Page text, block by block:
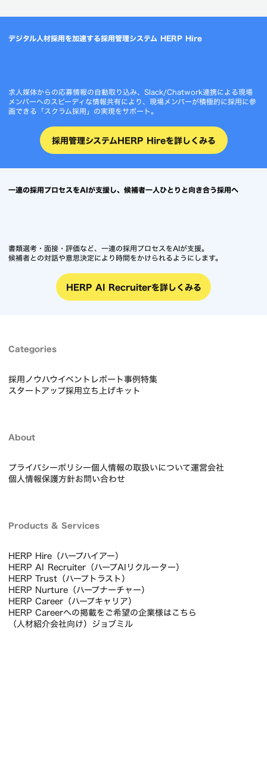
デジタル人材採用を加速する採用管理システム HERP Hire
求人媒体からの応募情報の自動取り込み、Slack/Chatwork連携による現場
メンバーへのスピーディな情報共有により、現場メンバーが積極的に採用に参
画できる「スクラム採用」の実現をサポート。
採用管理システムHERP Hireを詳しくみる
一連の採用プロセスをAIが支援し、候補者一人ひとりと向き合う採用へ
書類選考・面接・評価など、一連の採用プロセスをAIが支援。
候補者との対話や意思決定により時間をかけられるようにします。
HERP AI Recruiterを詳しくみる
Categories
採用ノウハウイベントレポート事例特集
スタートアップ採用立ち上げキット
About
プライバシーポリシー個人情報の取扱いについて運営会社
個人情報保護方針お問い合わせ
Products & Services
HERP Hire（ハープハイアー）
HERP AI Recruiter（ハープAIリクルーター）
HERP Trust（ハープトラスト）
HERP Nurture（ハープナーチャー）
HERP Career（ハープキャリア）
HERP Careerへの掲載をご希望の企業様はこちら
（人材紹介会社向け）ジョブミル